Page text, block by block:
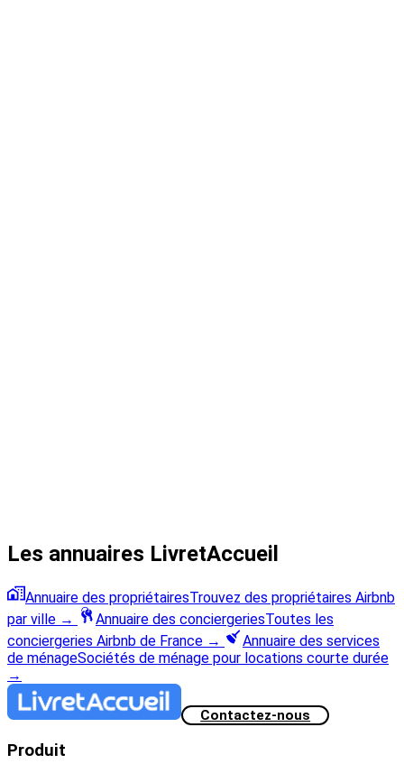
Les annuaires LivretAccueil
Annuaire des propriétairesTrouvez des propriétaires Airbnb
par ville → Annuaire des conciergeriesToutes les
conciergeries Airbnb de France →
Annuaire des services
de ménageSociétés de ménage pour locations courte durée
→
Contactez-nous
Produit